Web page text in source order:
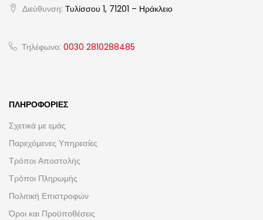
Διεύθυνση: Τυλίσσου 1, 71201 – Ηράκλειο
Τηλέφωνο: 0030 2810288485
ΠΛΗΡΟΦΟΡΊΕΣ
Σχετικά με εμάς
Παρεχόμενες Υπηρεσίες
Τρόποι Αποστολής
Τρόποι Πληρωμής
Πολιτική Επιστροφών
Όροι και Προϋποθέσεις